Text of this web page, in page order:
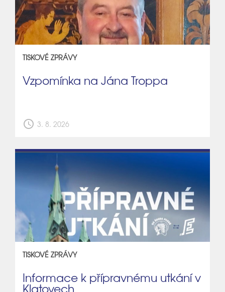
TISKOVÉ ZPRÁVY
Vzpomínka na Jána Troppa
schedule 3. 8. 2026
TISKOVÉ ZPRÁVY
Informace k přípravnému utkání v
Klatovech